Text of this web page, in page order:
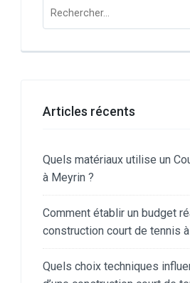
Rechercher :
Articles récents
Quels matériaux utilise un
à Meyrin ?
Comment établir un budget
construction court de tennis
Quels choix techniques